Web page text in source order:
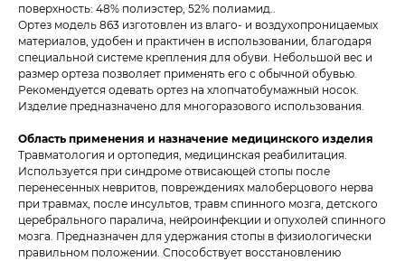
поверхность: 48% полиэстер, 52% полиамид..
Ортез модель 863 изготовлен из влаго- и воздухопроницаемых
материалов, удобен и практичен в использовании, благодаря
специальной системе крепления для обуви. Небольшой вес и
размер ортеза позволяет применять его с обычной обувью.
Рекомендуется одевать ортез на хлопчатобумажный носок.
Изделие предназначено для многоразового использования.
Область применения и назначение медицинского изделия
Травматология и ортопедия, медицинская реабилитация.
Используется при синдроме отвисающей стопы после
перенесенных невритов, повреждениях малоберцового нерва
при травмах, после инсультов, травм спинного мозга, детского
церебрального паралича, нейроинфекции и опухолей спинного
мозга. Предназначен для удержания стопы в физиологически
правильном положении. Способствует восстановлению